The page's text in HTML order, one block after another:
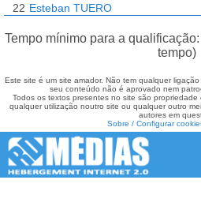
22 Esteban TUERO
Tempo mínimo para a
tempo)
Este site é um site amador. Não tem qualquer
seu conteúdo não é aprovado nem
Todos os textos presentes no site são
qualquer utilização noutro site ou qualquer outro
autores em
Sobre / Configurar